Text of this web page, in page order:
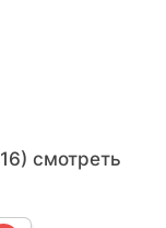
смотреть